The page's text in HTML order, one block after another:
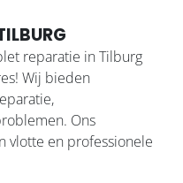
reparatie in Tilburg
Wij bieden
Ons
vlotte en professionele